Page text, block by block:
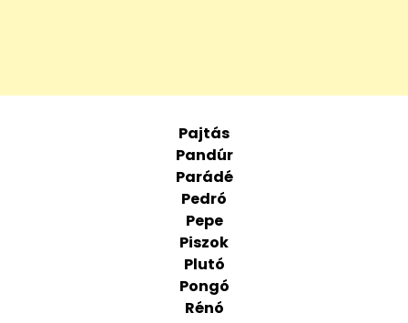
Pajtás
Pandúr
Parádé
Pedró
Pepe
Piszok
Plutó
Pongó
Rénó